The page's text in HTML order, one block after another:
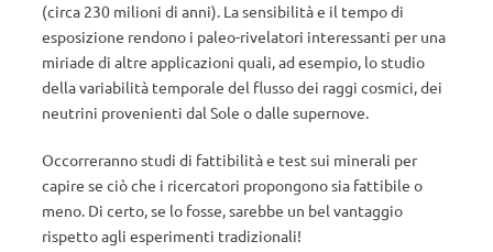
(circa 230 milioni di anni). La sensibilità e il tempo di
esposizione rendono i paleo-rivelatori interessanti per una
miriade di altre applicazioni quali, ad esempio, lo studio
della variabilità temporale del flusso dei raggi cosmici, dei
neutrini provenienti dal Sole o dalle supernove.
Occorreranno studi di fattibilità e test sui minerali per
capire se ciò che i ricercatori propongono sia fattibile o
meno. Di certo, se lo fosse, sarebbe un bel vantaggio
rispetto agli esperimenti tradizionali!